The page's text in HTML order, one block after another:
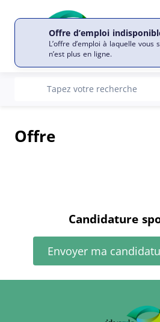
Offre d’emploi
L’offre d’emploi à laquelle vous
n’est plus en ligne.
recherche
Tapez votre recherche
Offre
Candidature
Envoyer ma